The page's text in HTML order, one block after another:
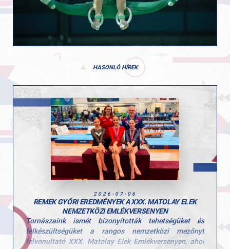
HASONLÓ HÍREK
2026-07-06
REMEK GYŐRI EREDMÉNYEK A XXX. MATOLAY ELEK
NEMZETKÖZI EMLÉKVERSENYEN
Tornászaink ismét bizonyították tehetségüket és
felkészültségüket a rangos nemzetközi mezőnyt
felvonultató XXX. Matolay Elek Emlékversenyen, ahol